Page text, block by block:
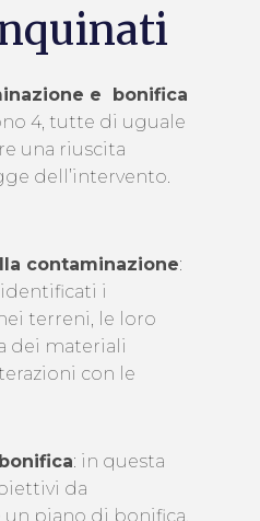
e bonifica
4, tutte di uguale
una riuscita
dell’intervento.
contaminazione:
i
terreni, le loro
dei materiali
con le
: in questa
da
piano di bonifica,